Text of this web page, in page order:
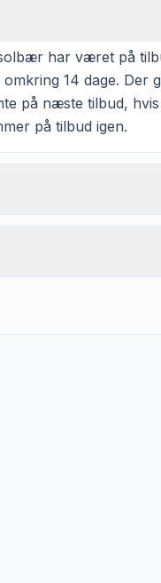
har været på
14 dage. Der
på næste tilbud,
på tilbud igen.